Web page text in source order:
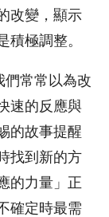
改變，顯示
極調整。
常常以為改
速的反應與
的故事提醒
找到新的方
的力量」正
確定時最需